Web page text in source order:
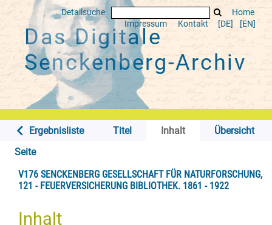
Detailsuche
Home
Impressum
Kontakt [DE] [EN]
Das Digitale
Senckenberg-Archiv
Ergebnisliste Titel Inhalt
Übersicht
Seite
V176 SENCKENBERG GESELLSCHAFT FÜR NATURFORSCHUNG,
121 - FEUERVERSICHERUNG BIBLIOTHEK. 1861 - 1922
Inhalt